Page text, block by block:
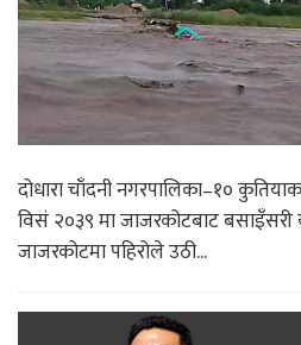
दोधारा चाँदनी नगरपालिका–१०
विसं २०३९ मा जाजरकोटबाट बसाइँसरी
जाजरकोटमा पहिरोले उठी...